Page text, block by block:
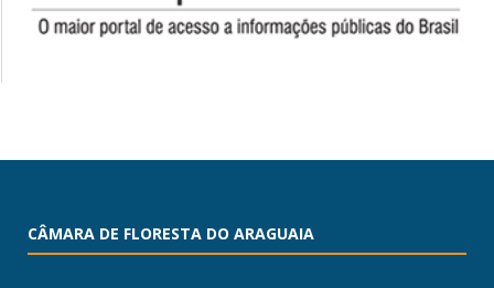
CÂMARA DE FLORESTA DO ARAGUAIA